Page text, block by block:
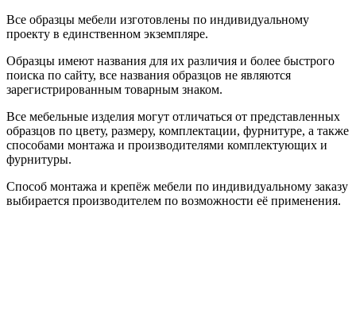
Все образцы мебели изготовлены по индивидуальному
проекту в единственном экземпляре.
Образцы имеют названия для их различия и более быстрого
поиска по сайту, все названия образцов не являются
зарегистрированным товарным знаком.
Все мебельные изделия могут отличаться от представленных
образцов по цвету, размеру, комплектации, фурнитуре, а также
способами монтажа и производителями комплектующих и
фурнитуры.
Способ монтажа и крепёж мебели по индивидуальному заказу
выбирается производителем по возможности её применения.